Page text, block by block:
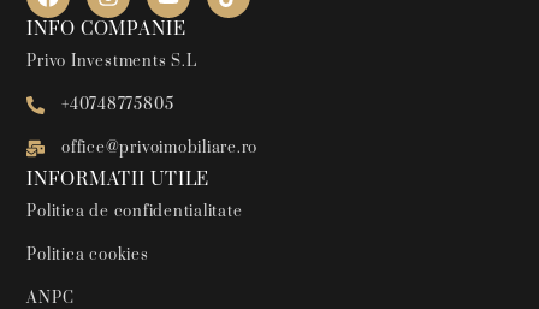
INFO COMPANIE
Privo Investments S.L
+40748775805
office@privoimobiliare.ro
INFORMATII UTILE
Politica de confidentialitate
Politica cookies
ANPC